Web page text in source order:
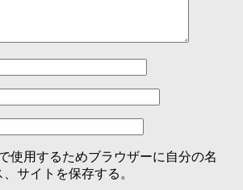
使用するためブラウザーに自分の名
サイトを保存する。